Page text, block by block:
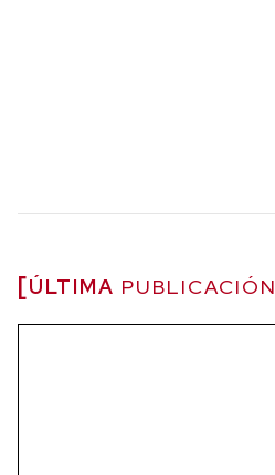
ÚLTIMA PUBLICACIÓN